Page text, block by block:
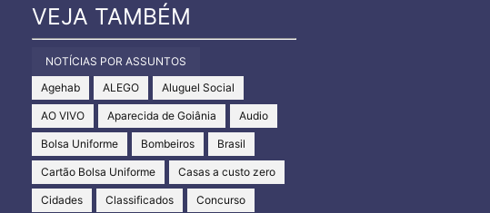
VEJA TAMBÉM
NOTÍCIAS POR ASSUNTOS
Agehab
ALEGO Aluguel Social
AO VIVO Aparecida de Goiânia Audio
Bolsa Uniforme Bombeiros Brasil
Cartão Bolsa Uniforme Casas a custo zero
Cidades Classificados Concurso